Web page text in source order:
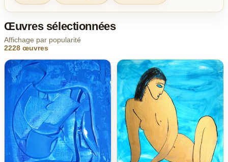
Œuvres sélectionnées
Affichage par popularité
2228 œuvres